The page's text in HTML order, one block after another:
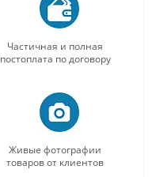
Частичная и полная
постоплата по договору
Живые фотографии
товаров от клиентов